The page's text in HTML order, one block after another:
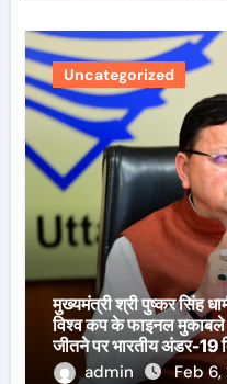
Uncategorized
मुख्यमंत्री श्री पुष्कर सिंह
विश्व कप के फाइनल मुकाबले
जीतने पर भारतीय अंडर-19
शुभकामनाएँ दी हैं।
admin Feb